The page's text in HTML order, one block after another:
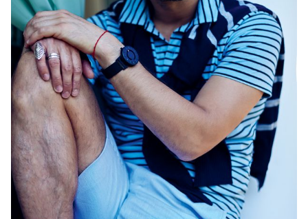
– В одном из интервью вы сказали, что 37 лет –
переломная цифра. Почему? Вам сейчас как раз
37.